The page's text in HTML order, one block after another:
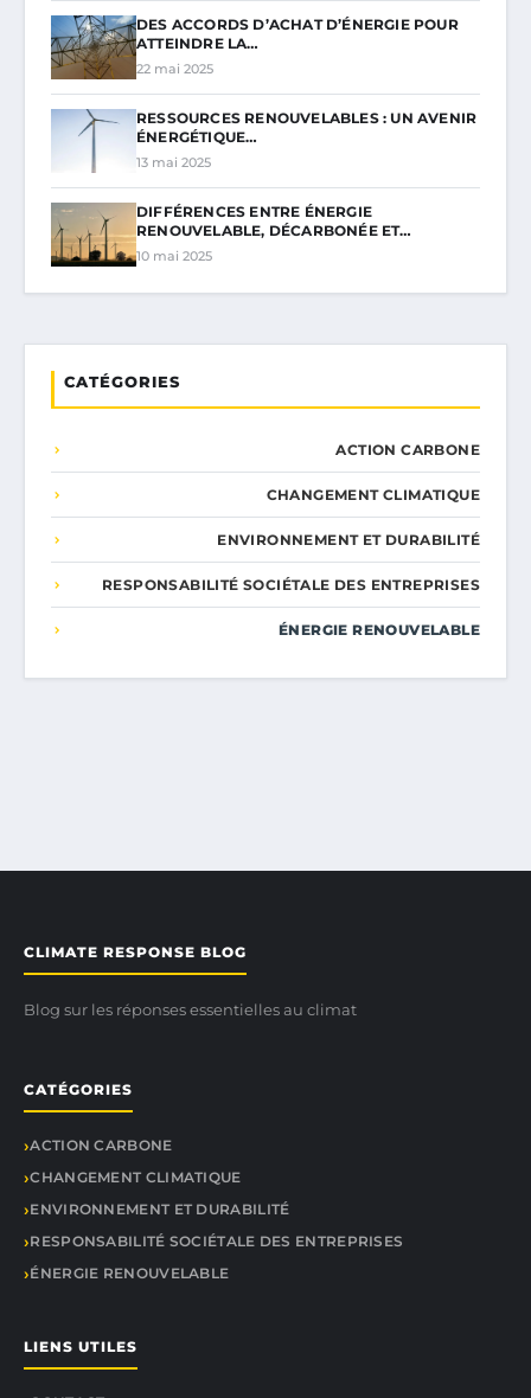
DES ACCORDS D’ACHAT D’ÉNERGIE POUR
ATTEINDRE LA…
22 mai 2025
RESSOURCES RENOUVELABLES : UN AVENIR
ÉNERGÉTIQUE…
13 mai 2025
DIFFÉRENCES ENTRE ÉNERGIE
RENOUVELABLE, DÉCARBONÉE ET…
10 mai 2025
CATÉGORIES
ACTION CARBONE
CHANGEMENT CLIMATIQUE
ENVIRONNEMENT ET DURABILITÉ
RESPONSABILITÉ SOCIÉTALE DES ENTREPRISES
ÉNERGIE RENOUVELABLE
CLIMATE RESPONSE BLOG
Blog sur les réponses essentielles au climat
CATÉGORIES
ACTION CARBONE
CHANGEMENT CLIMATIQUE
ENVIRONNEMENT ET DURABILITÉ
RESPONSABILITÉ SOCIÉTALE DES ENTREPRISES
ÉNERGIE RENOUVELABLE
LIENS UTILES